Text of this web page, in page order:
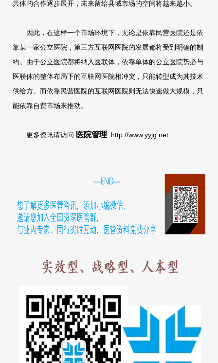
共体的合作逐步展开，未来留给县域市场的空间将越来越小。
因此，在这样一个市场环境下，无论是依靠民营医院还是依
靠某一家公立医院，第三方互联网医院的发展都将受到明确的制
约。由于公立医院都将纳入医联体，依靠单体的公立医院势必与
医联体的整体布局下的互联网医院相冲突，只能转型成为其技术
供给方。而依靠民营医院的互联网医院则无法快速做大规模，只
能依靠自费市场来推动。
更多资讯请访问 医院管理 http://www.yyjg.net